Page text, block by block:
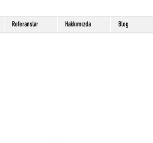
Referanslar Hakkımızda Blog